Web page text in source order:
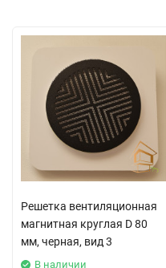
Решетка вентиляционная
магнитная круглая D 80
мм, черная, вид 3
В наличии